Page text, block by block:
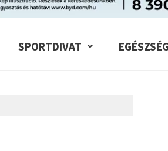
SPORTDIVAT EGÉSZSÉG